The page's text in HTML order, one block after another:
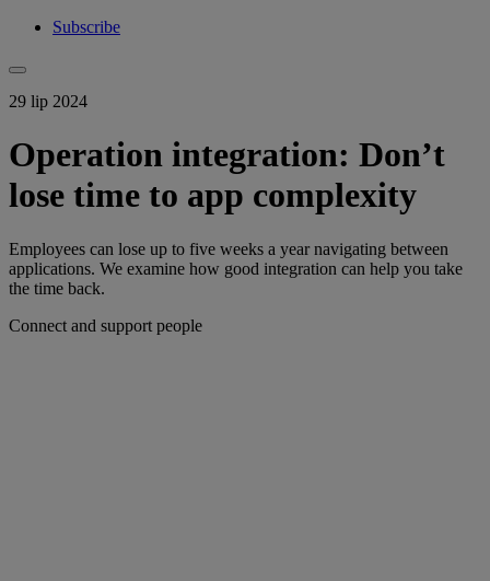
Subscribe
29 lip 2024
Operation integration: Don’t
lose time to app complexity
Employees can lose up to five weeks a year navigating between
applications. We examine how good integration can help you take
the time back.
Connect and support people